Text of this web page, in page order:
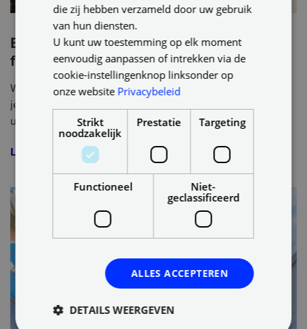
Een creatieve inrichting met
fotoplafonds: 6x inspiratie
Wat is er persoonlijker dan een foto? Met fotoplafonds kan
je jouw creativiteit de vrije loop laten en je inrichting de
ultieme persoonlijke touch gev...
Lees meer
die zij hebben verzameld door uw gebruik
van hun diensten.
U kunt uw toestemming op elk moment
eenvoudig aanpassen of intrekken via de
cookie-instellingenknop linksonder op
onze website Privacybeleid
Strikt
noodzakelijk
Prestatie Targeting
Functioneel
Niet-
geclassificeerd
ALLES ACCEPTEREN
DETAILS WEERGEVEN